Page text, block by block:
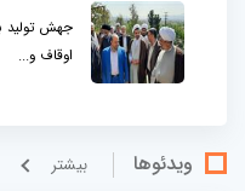
جهش تولید
اوقاف و...
ویدئوها بيشتر